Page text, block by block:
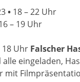
• 18 – 22 Uhr
– 19 Uhr
18 Uhr Falscher
eingeladen,
mit